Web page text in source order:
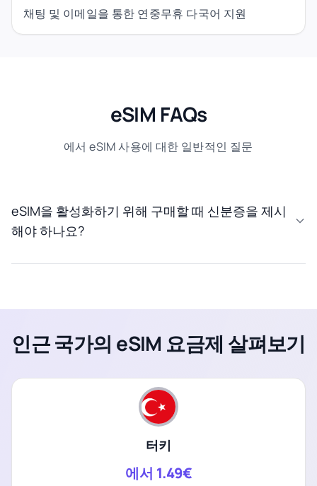
채팅 및 이메일을 통한 연중무휴 다국어 지원
eSIM FAQs
에서 eSIM 사용에 대한 일반적인 질문
eSIM을 활성화하기 위해 구매할 때 신분증을 제시
해야 하나요?
인근 국가의 eSIM 요금제 살펴보기
터키
에서 1.49€